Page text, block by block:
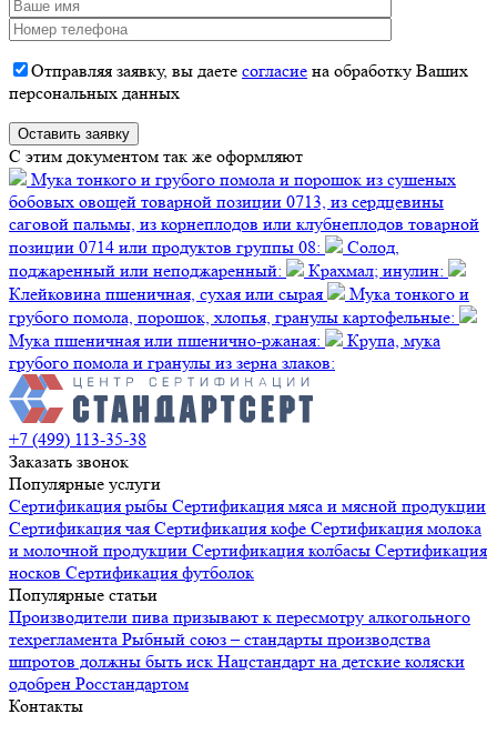
Отправляя заявку, вы даете согласие на обработку Ваших
персональных данных
C этим документом так же оформляют
Мука тонкого и грубого помола и порошок из сушеных
бобовых овощей товарной позиции 0713, из сердцевины
саговой пальмы, из корнеплодов или клубнеплодов товарной
позиции 0714 или продуктов группы 08:
Солод,
поджаренный или неподжаренный:
Крахмал; инулин:
Клейковина пшеничная, сухая или сырая
Мука тонкого и
грубого помола, порошок, хлопья, гранулы картофельные:
Мука пшеничная или пшенично-ржаная:
Крупа, мука
грубого помола и гранулы из зерна злаков:
+7 (499) 113-35-38
Заказать звонок
Популярные услуги
Сертификация рыбы Сертификация мяса и мясной продукции
Сертификация чая Сертификация кофе Сертификация молока
и молочной продукции Сертификация колбасы Сертификация
носков Сертификация футболок
Популярные статьи
Производители пива призывают к пересмотру алкогольного
техрегламента Рыбный союз – стандарты производства
шпротов должны быть иск Нацстандарт на детские коляски
одобрен Росстандартом
Контакты